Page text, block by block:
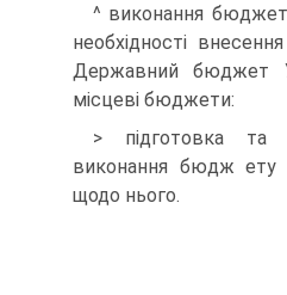
^ виконання
необхідності
Державний бюджет
місцеві бюджети:
> підготовка та
виконання бюдж ету
щодо нього.